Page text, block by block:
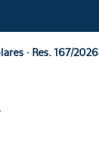
· Res. 167/2026